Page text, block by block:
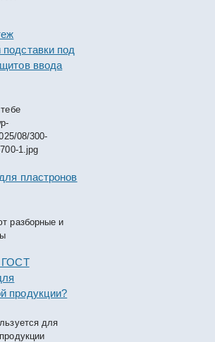
под
ввода
08/300-
1.jpg
пластронов
разборные и
ГОСТ
продукции?
для